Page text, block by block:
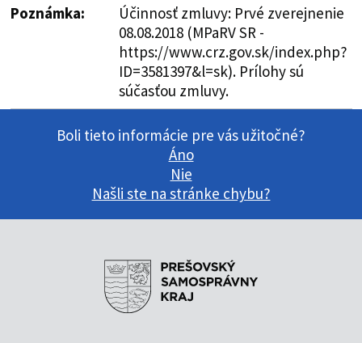
Poznámka:
Účinnosť zmluvy: Prvé zverejnenie
08.08.2018 (MPaRV SR -
https://www.crz.gov.sk/index.php?
ID=3581397&l=sk). Prílohy sú
súčasťou zmluvy.
Boli tieto informácie pre vás užitočné?
Áno
Nie
Našli ste na stránke chybu?